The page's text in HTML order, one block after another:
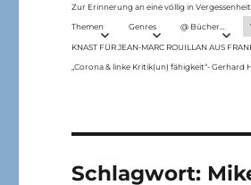
Zur Erinnerung an eine völlig in
Themen Genres @ Bücher…
KNAST FÜR JEAN-MARC ROUILLAN AUS
„Corona & linke Kritik(un) fähigkeit“- Gerhard
Schlagwort: